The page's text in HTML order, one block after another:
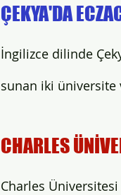
ÇEKYA'DA
İngilizce dilinde
sunan iki üniversite
CHARLES
Charles Üniversitesi